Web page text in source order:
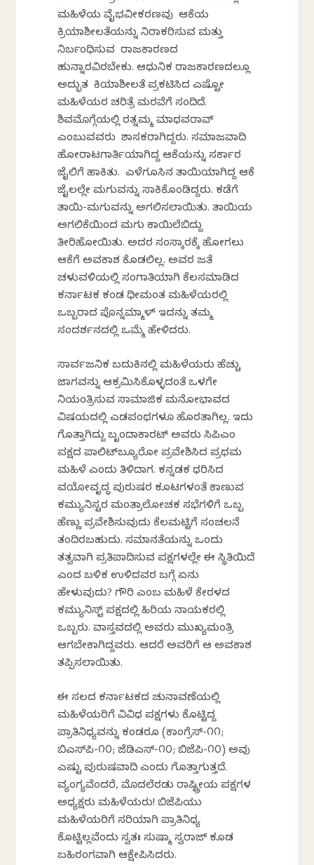
ಮಹಿಳೆಯ ವೈಭವೀಕರಣವು ಆಕೆಯ
ಕ್ರಿಯಾಶೀಲತೆಯನ್ನು ನಿರಾಕರಿಸುವ ಮತ್ತು
ನಿರ್ಬಂಧಿಸುವ ರಾಜಕಾರಣದ
ಹುನ್ನಾರವಿರಬೇಕು. ಆಧುನಿಕ ರಾಜಕಾರಣದಲ್ಲೂ
ಅದ್ಭುತ ಕಿಯಾಶೀಲತೆ ಪ್ರಕಟಿಸಿದ ಎಷ್ಟೋ
ಮಹಿಳೆಯರ ಚರಿತ್ರೆ ಮರವೆಗೆ ಸಂದಿದೆ.
ಶಿವಮೊಗ್ಗೆಯಲ್ಲಿ ರತ್ನಮ್ಮ ಮಾಧವರಾವ್
ಎಂಬುವವರು ಶಾಸಕರಾಗಿದ್ದರು. ಸಮಾಜವಾದಿ
ಹೋರಾಟಗಾರ್ತಿಯಾಗಿದ್ದ ಆಕೆಯನ್ನು ಸರ್ಕಾರ
ಜೈಲಿಗೆ ಹಾಕಿತು. ಎಳೆಗೂಸಿನ ತಾಯಿಯಾಗಿದ್ದ ಆಕೆ
ಜೈಲಲ್ಲೇ ಮಗುವನ್ನು ಸಾಕಿಕೊಂಡಿದ್ದರು. ಕಡೆಗೆ
ತಾಯಿ-ಮಗುವನ್ನು ಅಗಲಿಸಲಾಯಿತು. ತಾಯಿಯ
ಅಗಲಿಕೆಯಿಂದ ಮಗು ಕಾಯಿಲೆಬಿದ್ದು
ತೀರಿಹೋಯಿತು. ಅದರ ಸಂಸ್ಕಾರಕ್ಕೆ ಹೋಗಲು
ಆಕೆಗೆ ಅವಕಾಶ ಕೊಡಲಿಲ್ಲ. ಅವರ ಜತೆ
ಚಳುವಳಿಯಲ್ಲಿ ಸಂಗಾತಿಯಾಗಿ ಕೆಲಸಮಾಡಿದ
ಕರ್ನಾಟಕ ಕಂಡ ಧೀಮಂತ ಮಹಿಳೆಯರಲ್ಲಿ
ಒಬ್ಬರಾದ ಪೊನ್ನಮ್ಮಾಳ್ ಇದನ್ನು ತಮ್ಮ
ಸಂದರ್ಶನದಲ್ಲಿ ಒಮ್ಮೆ ಹೇಳಿದರು.
ಸಾರ್ವಜನಿಕ ಬದುಕಿನಲ್ಲಿ ಮಹಿಳೆಯರು ಹೆಚ್ಚು
ಜಾಗವನ್ನು ಆಕ್ರಮಿಸಿಕೊಳ್ಳದಂತೆ ಒಳಗೇ
ನಿಯಂತ್ರಿಸುವ ಸಾಮಾಜಿಕ ಮನೋಭಾವದ
ವಿಷಯದಲ್ಲಿ ಎಡಪಂಥಗಳೂ ಹೊರತಾಗಿಲ್ಲ. ಇದು
ಗೊತ್ತಾಗಿದ್ದು ಬೃಂದಾಕಾರಟ್ ಅವರು ಸಿಪಿಎಂ
ಪಕ್ಷದ ಪಾಲಿಟ್‌ಬ್ಯೂರೋ ಪ್ರವೇಶಿಸಿದ ಪ್ರಥಮ
ಮಹಿಳೆ ಎಂದು ತಿಳಿದಾಗ. ಕನ್ನಡಕ ಧರಿಸಿದ
ವಯೋವೃದ್ಧ ಪುರುಷರ ಕೂಟಗಳಂತೆ ಕಾಣುವ
ಕಮ್ಯುನಿಸ್ಟರ ಮಂತ್ರಾಲೋಚಕ ಸಭೆಗಳಿಗೆ ಒಬ್ಬ
ಹೆಣ್ಣು ಪ್ರವೇಶಿಸುವುದು ಕೆಲಮಟ್ಟಿಗೆ ಸಂಚಲನೆ
ತಂದಿರಬಹುದು. ಸಮಾನತೆಯನ್ನು ಒಂದು
ತತ್ವವಾಗಿ ಪ್ರತಿಪಾದಿಸುವ ಪಕ್ಷಗಳಲ್ಲೇ ಈ ಸ್ಥಿತಿಯಿದೆ
ಎಂದ ಬಳಿಕ ಉಳಿದವರ ಬಗ್ಗೆ ಏನು
ಹೇಳುವುದು? ಗೌರಿ ಎಂಬ ಮಹಿಳೆ ಕೇರಳದ
ಕಮ್ಯುನಿಸ್ಟ್ ಪಕ್ಷದಲ್ಲಿ ಹಿರಿಯ ನಾಯಕರಲ್ಲಿ
ಒಬ್ಬರು. ವಾಸ್ತವದಲ್ಲಿ ಅವರು ಮುಖ್ಯಮಂತ್ರಿ
ಆಗಬೇಕಾಗಿದ್ದವರು. ಆದರೆ ಅವರಿಗೆ ಆ ಅವಕಾಶ
ತಪ್ಪಿಸಲಾಯಿತು.
ಈ ಸಲದ ಕರ್ನಾಟಕದ ಚುನಾವಣೆಯಲ್ಲಿ
ಮಹಿಳೆಯರಿಗೆ ವಿವಿಧ ಪಕ್ಷಗಳು ಕೊಟ್ಟಿದ್ದ
ಪ್ರಾತಿನಿಧ್ಯವನ್ನು ಕಂಡರೂ (ಕಾಂಗ್ರೆಸ್-೧೧;
ಬಿಎಸ್‌ಪಿ-೧೦; ಜೆಡಿಎಸ್-೧೦; ಬಿಜೆಪಿ-೧೦) ಅವು
ಎಷ್ಟು ಪುರುಷವಾದಿ ಎಂದು ಗೊತ್ತಾಗುತ್ತದೆ.
ವ್ಯಂಗ್ಯವೆಂದರೆ, ಮೊದಲೆರಡು ರಾಷ್ಟ್ರೀಯ ಪಕ್ಷಗಳ
ಅಧ್ಯಕ್ಷರು ಮಹಿಳೆಯರು! ಬಿಜೆಪಿಯು
ಮಹಿಳೆಯರಿಗೆ ಸರಿಯಾಗಿ ಪ್ರಾತಿನಿಧ್ಯ
ಕೊಟ್ಟಿಲ್ಲವೆಂದು ಸ್ವತಃ ಸುಷ್ಮಾ ಸ್ವರಾಜ್ ಕೂಡ
ಬಹಿರಂಗವಾಗಿ ಆಕ್ಷೇಪಿಸಿದರು.